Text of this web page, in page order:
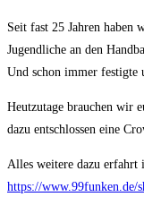
Seit fast 25 Jahren haben
Jugendliche an den
Und schon immer festigte
Heutzutage brauchen wir
dazu entschlossen eine
Alles weitere dazu erfahrt
https://www.99funken.de/